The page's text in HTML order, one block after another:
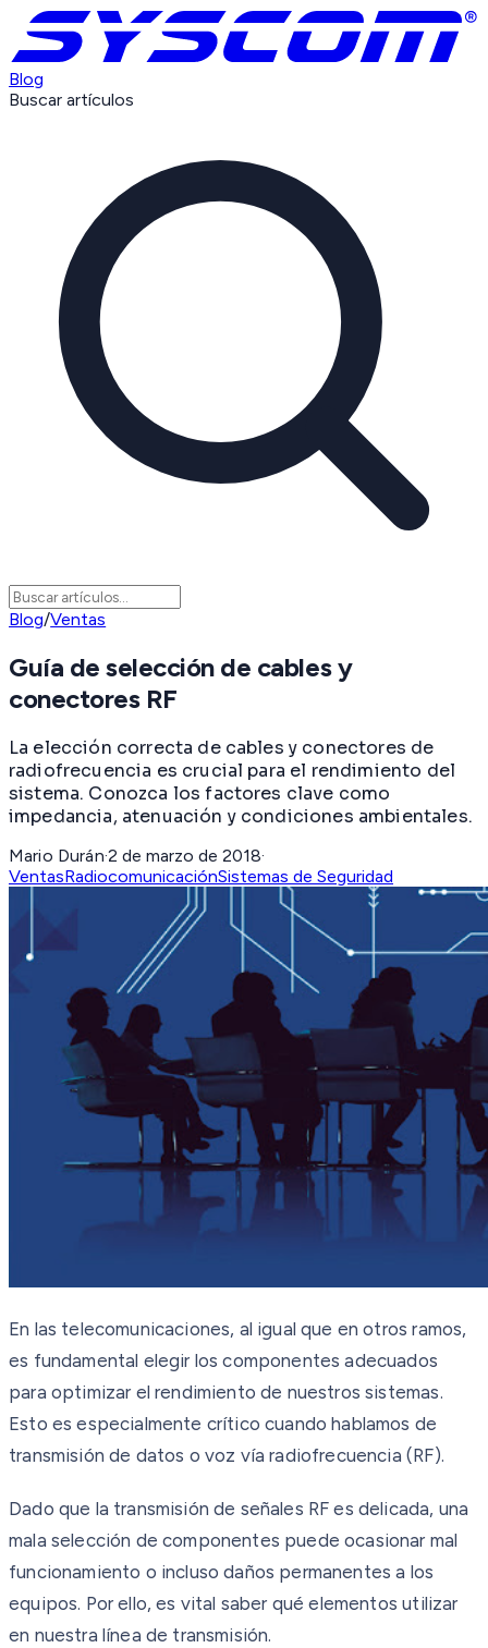
Blog
Buscar artículos
Blog/Ventas
Guía de selección de cables y
conectores RF
La elección correcta de cables y conectores de
radiofrecuencia es crucial para el rendimiento del
sistema. Conozca los factores clave como
impedancia, atenuación y condiciones ambientales.
Mario Durán·2 de marzo de 2018·
VentasRadiocomunicaciónSistemas de Seguridad
En las telecomunicaciones, al igual que en otros ramos,
es fundamental elegir los componentes adecuados
para optimizar el rendimiento de nuestros sistemas.
Esto es especialmente crítico cuando hablamos de
transmisión de datos o voz vía radiofrecuencia (RF).
Dado que la transmisión de señales RF es delicada, una
mala selección de componentes puede ocasionar mal
funcionamiento o incluso daños permanentes a los
equipos. Por ello, es vital saber qué elementos utilizar
en nuestra línea de transmisión.